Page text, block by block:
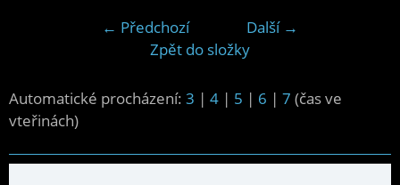
← Předchozí
Další →
Zpět do složky
Automatické procházení: 3 | 4 | 5 | 6 | 7 (čas ve
vteřinách)